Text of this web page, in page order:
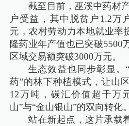
截至目前，巫溪中药材
户受益，其中脱贫户1.2万
元，农村劳动力本地就业率
隆药业年产值也已突破5500
区域交易额突破3000万元。
生态效益也同步彰显。
药”的林下种植模式，让山
12万吨，碳汇价值超千万
山”与“金山银山”的双向转化。
站在新起点，这片承载